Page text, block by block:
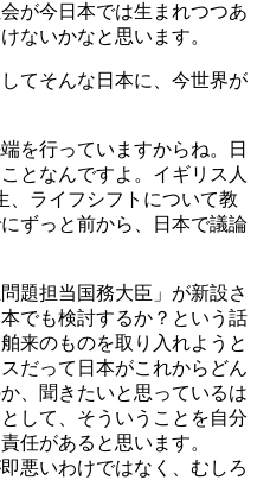
が今日本では生まれつつあ
ないかなと思います。
てそんな日本に、今世界が
を行っていますからね。日
となんですよ。イギリス人
、ライフシフトについて教
ずっと前から、日本で議論
題担当国務大臣」が新設さ
でも検討するか？という話
来のものを取り入れようと
だって日本がこれからどん
、聞きたいと思っているは
して、そういうことを自分
任があると思います。
悪いわけではなく、むしろ